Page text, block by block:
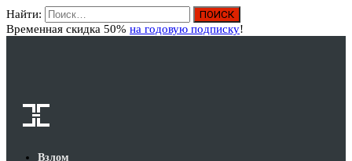
Найти:
Временная скидка 50% на годовую подписку!
Взлом